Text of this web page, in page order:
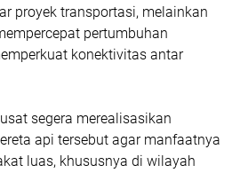
proyek transportasi, melainkan
pertumbuhan
konektivitas antar
segera merealisasikan
api tersebut agar manfaatnya
luas, khususnya di wilayah